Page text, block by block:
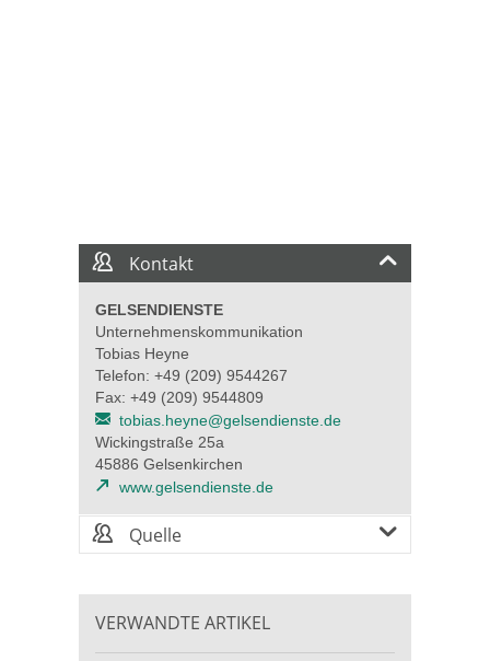
Kontakt
GELSENDIENSTE
Unternehmenskommunikation
Tobias Heyne
Telefon: +49 (209) 9544267
Fax: +49 (209) 9544809
tobias.heyne@gelsendienste.de
Wickingstraße 25a
45886 Gelsenkirchen
www.gelsendienste.de
Quelle
VERWANDTE ARTIKEL